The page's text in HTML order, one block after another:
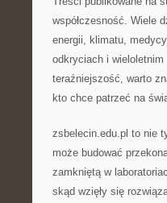
współczesność. Wiele
energii, klimatu,
odkryciach i
teraźniejszość, warto
kto chce patrzeć na
zsbelecin.edu.pl to nie
może budować
zamkniętą w
skąd wzięły się